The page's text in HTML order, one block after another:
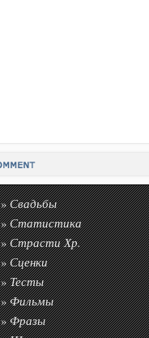
»Свадьбы
»Статистика
»Страсти Хр.
»Сценки
»Тесты
»Фильмы
»Фразы